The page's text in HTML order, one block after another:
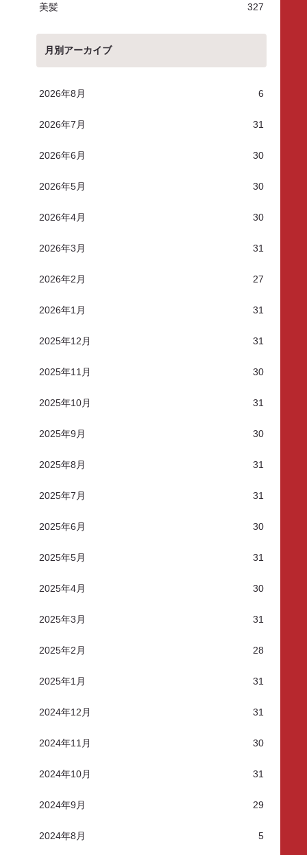
美髪 327
月別アーカイブ
2026年8月 6
2026年7月 31
2026年6月 30
2026年5月 30
2026年4月 30
2026年3月 31
2026年2月 27
2026年1月 31
2025年12月 31
2025年11月 30
2025年10月 31
2025年9月 30
2025年8月 31
2025年7月 31
2025年6月 30
2025年5月 31
2025年4月 30
2025年3月 31
2025年2月 28
2025年1月 31
2024年12月 31
2024年11月 30
2024年10月 31
2024年9月 29
2024年8月 5